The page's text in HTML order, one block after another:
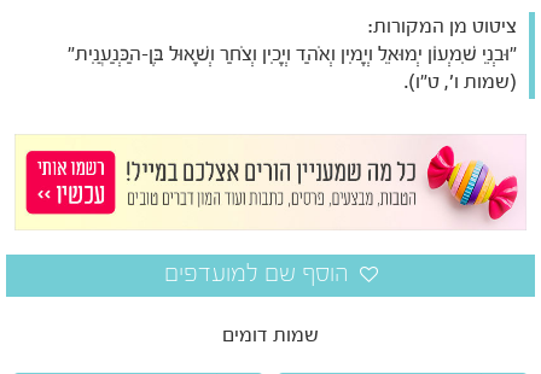
ציטוט מן המקורות:
"וּבְנֵי שִׁמְעוֹן יְמוּאֵל וְיָמִין וְאֹהַד וְיָכִין וְצֹחַר וְשָׁאוּל בֶּן-הַכְּנַעֲנִית"
(שמות ו', ט"ו).
שמות דומים